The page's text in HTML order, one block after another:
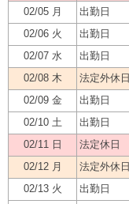
02/05 月
出勤日
02/06 火
出勤日
02/07 水
出勤日
02/08 木
法定外休日
02/09 金
出勤日
02/10 土
出勤日
02/11 日
法定休日
02/12 月
法定外休日
02/13 火
出勤日